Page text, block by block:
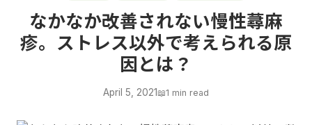
なかなか改善されない慢性蕁麻
疹。ストレス以外で考えられる原
因とは？
April 5, 2021📖1 min read